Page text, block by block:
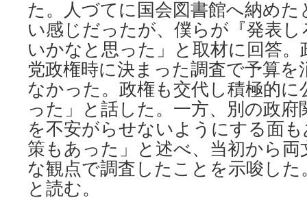
た。人づてに国会図書館へ納め
い感じだったが、僕らが『発表
いかなと思った」と取材に回答
党政権時に決まった調査で予算
なかった。政権も交代し積極的
った」と話した。一方、別の政府
を不安がらせないようにする面
策もあった」と述べ、当初から
な観点で調査したことを示唆した
と読む。